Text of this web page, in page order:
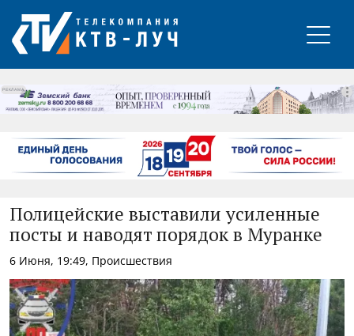
РЕКЛАМА
Полицейские выставили усиленные
посты и наводят порядок в Муранке
6 Июня, 19:49, Происшествия